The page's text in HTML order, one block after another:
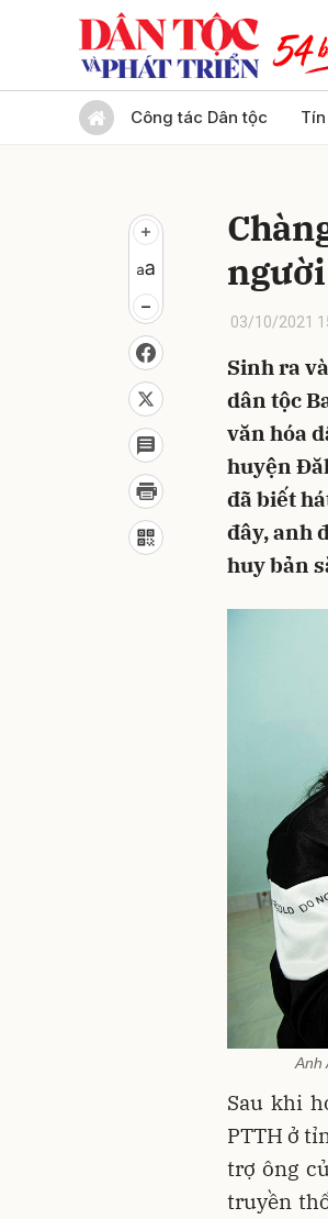
Công tác Dân tộc
người
03/10/2021
Sinh ra
dân tộc
văn hóa
huyện
đã biết
đây, anh
huy bản
Anh
Sau khi
PTTH ở
trợ ông
truyền